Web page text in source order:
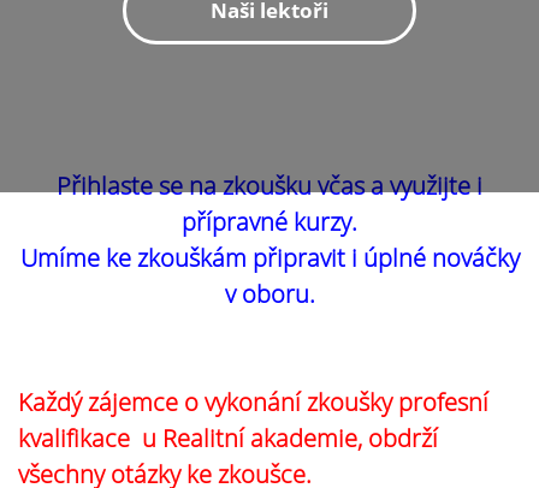
Naši lektoři
Přihlaste se na zkoušku včas a využijte i
přípravné kurzy.
Umíme ke zkouškám připravit i úplné nováčky
v oboru.
Každý zájemce o vykonání zkoušky profesní
kvalifikace u Realitní akademie, obdrží
všechny otázky ke zkoušce.